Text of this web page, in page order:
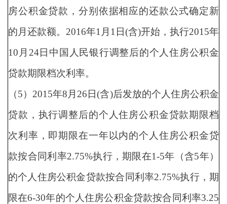
房公积金贷款，分别依据相应的还款公式确定新
的月还款额。2016年1月1日(含)开始，执行2015年
10月24日中国人民银行调整后的个人住房公积金
贷款期限档次利率。
（5）2015年8月26日(含)后发放的个人住房公积金
贷款，执行调整后的个人住房公积金贷款期限档
次利率，即期限在一年以内的个人住房公积金贷
款按合同利率2.75%执行，期限在1-5年（含5年）
的个人住房公积金贷款按合同利率2.75%执行，期
限在6-30年的个人住房公积金贷款按合同利率3.25